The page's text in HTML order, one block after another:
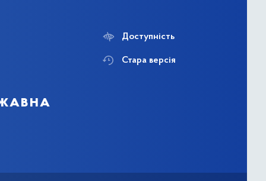
Доступність
Стара версія